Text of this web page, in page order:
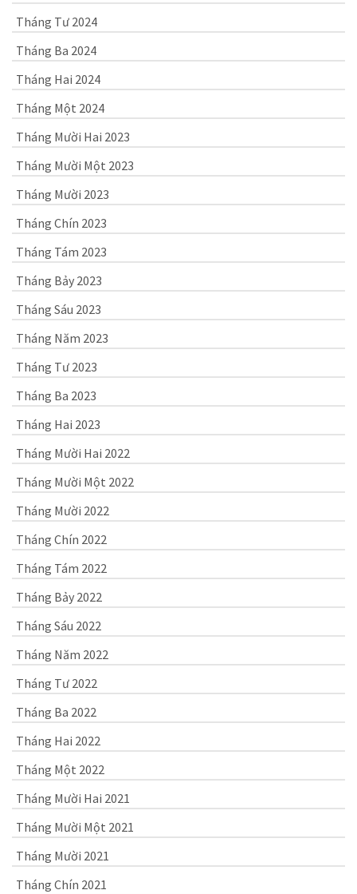
Tháng Tư 2024
Tháng Ba 2024
Tháng Hai 2024
Tháng Một 2024
Tháng Mười Hai 2023
Tháng Mười Một 2023
Tháng Mười 2023
Tháng Chín 2023
Tháng Tám 2023
Tháng Bảy 2023
Tháng Sáu 2023
Tháng Năm 2023
Tháng Tư 2023
Tháng Ba 2023
Tháng Hai 2023
Tháng Mười Hai 2022
Tháng Mười Một 2022
Tháng Mười 2022
Tháng Chín 2022
Tháng Tám 2022
Tháng Bảy 2022
Tháng Sáu 2022
Tháng Năm 2022
Tháng Tư 2022
Tháng Ba 2022
Tháng Hai 2022
Tháng Một 2022
Tháng Mười Hai 2021
Tháng Mười Một 2021
Tháng Mười 2021
Tháng Chín 2021